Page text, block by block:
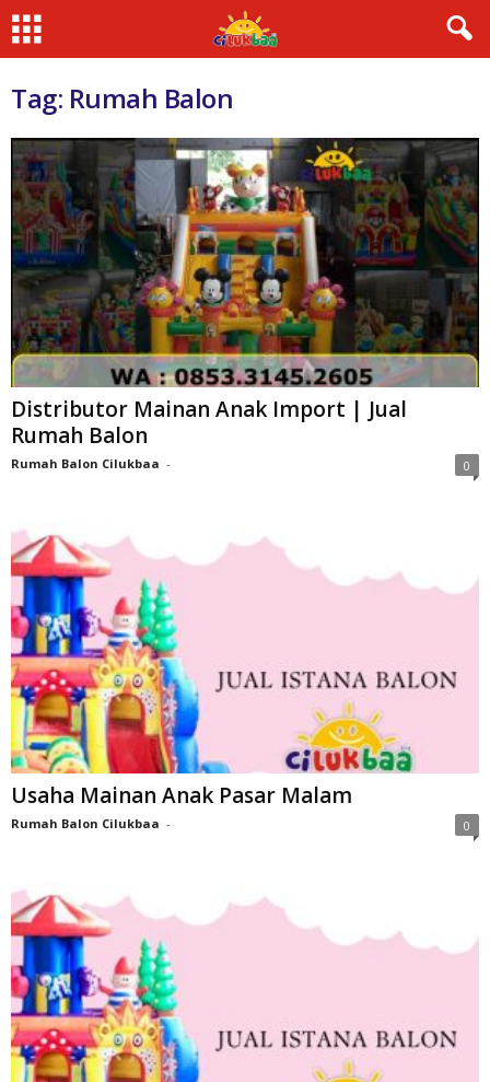
Tag: Rumah Balon
Distributor Mainan Anak Import | Jual
Rumah Balon
Rumah Balon Cilukbaa - 0
Usaha Mainan Anak Pasar Malam
Rumah Balon Cilukbaa - 0